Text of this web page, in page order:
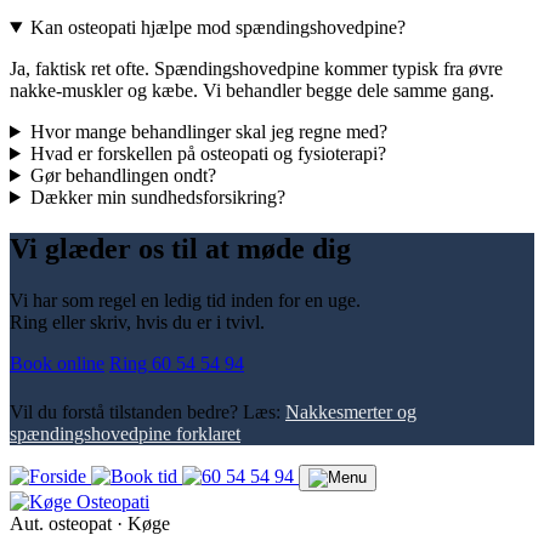
Kan osteopati hjælpe mod spændingshovedpine?
Ja, faktisk ret ofte. Spændingshovedpine kommer typisk fra øvre
nakke-muskler og kæbe. Vi behandler begge dele samme gang.
Hvor mange behandlinger skal jeg regne med?
Hvad er forskellen på osteopati og fysioterapi?
Gør behandlingen ondt?
Dækker min sundhedsforsikring?
Vi glæder os til at møde dig
Vi har som regel en ledig tid inden for en uge.
Ring eller skriv, hvis du er i tvivl.
Book online Ring 60 54 54 94
Vil du forstå tilstanden bedre? Læs: Nakkesmerter og
spændingshovedpine forklaret
Aut. osteopat · Køge